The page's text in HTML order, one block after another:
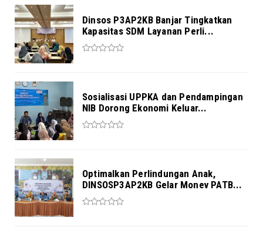
Dinsos P3AP2KB Banjar Tingkatkan
Kapasitas SDM Layanan Perli...
Sosialisasi UPPKA dan Pendampingan
NIB Dorong Ekonomi Keluar...
Optimalkan Perlindungan Anak,
DINSOSP3AP2KB Gelar Monev PATB...